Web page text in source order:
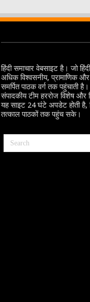
हिंदी समाचार वेबसाइट है। जो
अधिक विश्वसनीय, प्रामाणिक और
समर्पित पाठक वर्ग तक पहुंचाती
संपादकीय टीम हररोज विशेष और
यह साइट 24 घंटे अपडेट होती है,
तत्काल पाठकों तक पहुंच सके।